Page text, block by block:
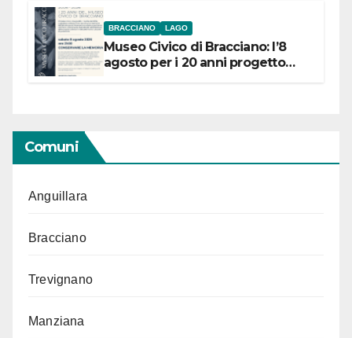
BRACCIANO LAGO
Museo Civico di Bracciano: l’8
agosto per i 20 anni progetto
Comuni
Anguillara
Bracciano
Trevignano
Manziana